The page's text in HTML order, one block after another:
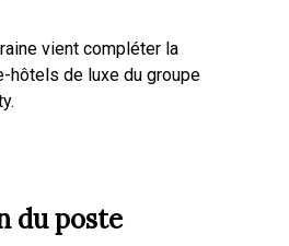
vient compléter la
hôtels de luxe du groupe
du poste